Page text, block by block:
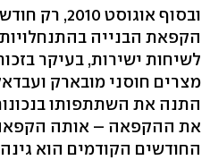
ובסוף
הקפאת הבנייה
לשיחות ישירות, בעיקר
מצרים חוסני מובארק
התנה את השתתפותו
את ההקפאה – אותה
החודשים הקודמים הוא